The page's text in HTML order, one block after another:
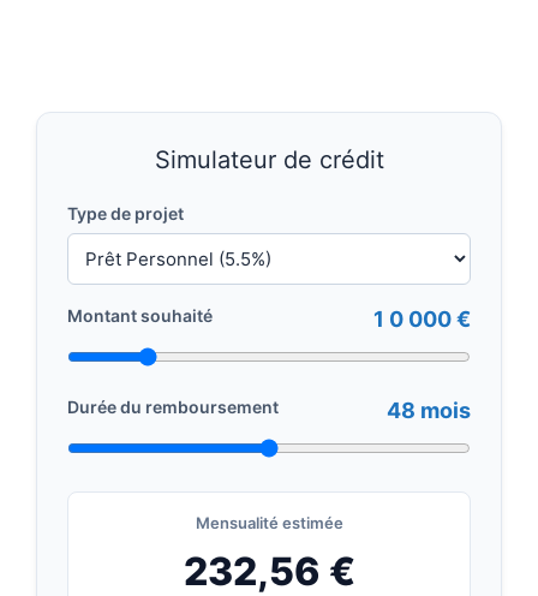
Simulateur de crédit
Type de projet
Montant souhaité 1 0 000 €
Durée du remboursement 48 mois
Mensualité estimée
232,56 €